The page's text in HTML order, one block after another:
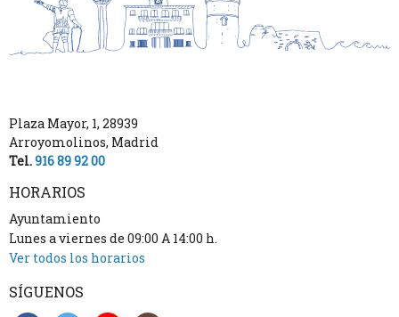
Plaza Mayor, 1, 28939
Arroyomolinos, Madrid
Tel.916 89 92 00
HORARIOS
Ayuntamiento
Lunes a viernes de 09:00 A 14:00 h.
Ver todos los horarios
SÍGUENOS